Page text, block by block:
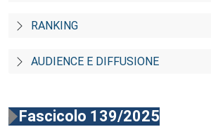
RANKING
AUDIENCE E DIFFUSIONE
Fascicolo 139/2025